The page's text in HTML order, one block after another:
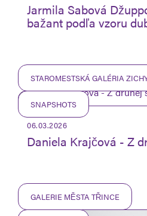
Jarmila Sabová
bažant podľa vzoru
STAROMESTSKÁ GALÉRIA
SNAPSHOTS
06.03.2026
Daniela Krajčová - Z
GALERIE MĚSTA TŘINCE